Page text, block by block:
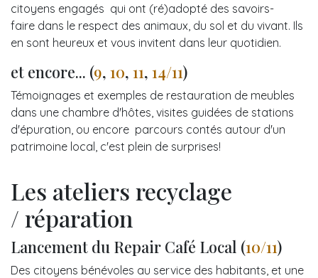
citoyens engagés qui ont (ré)adopté des savoirs-
faire dans le respect des animaux, du sol et du vivant. Ils
en sont heureux et vous invitent dans leur quotidien.
et encore... (9, 10, 11, 14/11)
Témoignages et exemples de restauration de meubles
dans une chambre d'hôtes, visites guidées de stations
d'épuration, ou encore parcours contés autour d'un
patrimoine local, c'est plein de surprises!
Les ateliers recyclage
/ réparation
Lancement du Repair Café Local (10/11)
Des citoyens bénévoles au service des habitants, et une